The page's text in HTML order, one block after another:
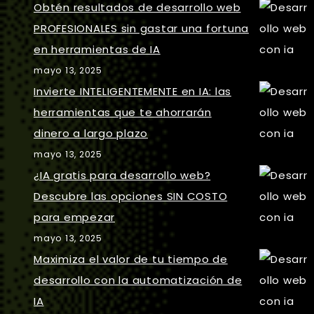
Obtén resultados de desarrollo web
PROFESIONALES sin gastar una fortuna
en herramientas de IA
mayo 13, 2025
Invierte INTELIGENTEMENTE en IA: las
herramientas que te ahorrarán
dinero a largo plazo
mayo 13, 2025
¿IA gratis para desarrollo web?
Descubre las opciones SIN COSTO
para empezar
mayo 13, 2025
Maximiza el valor de tu tiempo de
desarrollo con la automatización de
IA